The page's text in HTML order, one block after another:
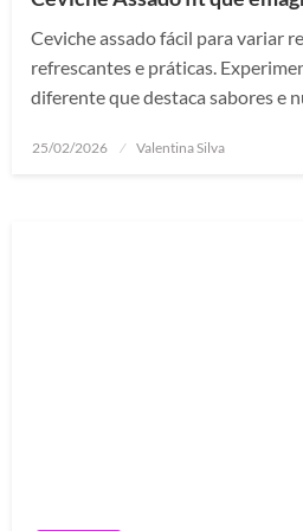
Ceviche assado fácil para variar
refrescantes e práticas.
diferente que destaca sabores e
Posted
25/02/2026 Valentina Silva